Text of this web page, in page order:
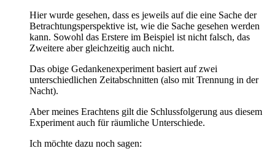
Hier wurde gesehen, dass es jeweils auf die eine Sache der
Betrachtungsperspektive ist, wie die Sache gesehen werden
kann. Sowohl das Erstere im Beispiel ist nicht falsch, das
Zweitere aber gleichzeitig auch nicht.
Das obige Gedankenexperiment basiert auf zwei
unterschiedlichen Zeitabschnitten (also mit Trennung in der
Nacht).
Aber meines Erachtens gilt die Schlussfolgerung aus diesem
Experiment auch für räumliche Unterschiede.
Ich möchte dazu noch sagen: